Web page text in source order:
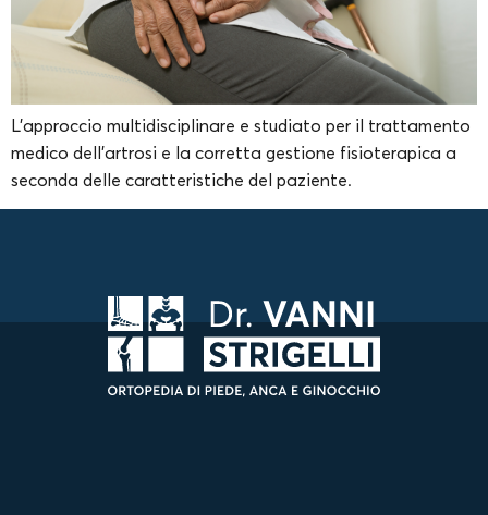
L’approccio multidisciplinare e studiato per il trattamento
medico dell’artrosi e la corretta gestione fisioterapica a
seconda delle caratteristiche del paziente.